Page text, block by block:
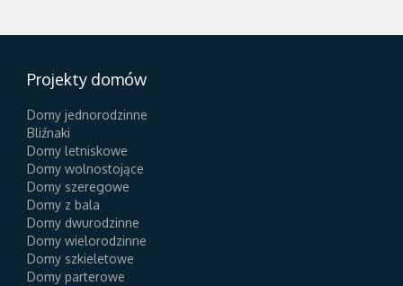
Projekty domów
Domy jednorodzinne
Bliźnaki
Domy letniskowe
Domy wolnostojące
Domy szeregowe
Domy z bala
Domy dwurodzinne
Domy wielorodzinne
Domy szkieletowe
Domy parterowe